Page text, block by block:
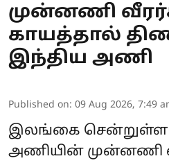
முன்னணி
காயத்தால்
இந்திய அணி
Published on: 09 Aug 2026, 7:49
இலங்கை சென்றுள்ள
அணியின் முன்னணி